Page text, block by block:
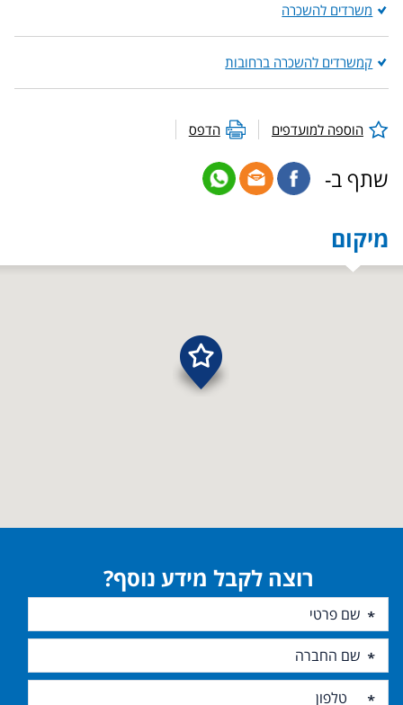
משרדים להשכרה
קמשרדים להשכרה ברחובות
הוספה למועדפים הדפס
שתף ב-
מיקום
רוצה לקבל מידע נוסף?